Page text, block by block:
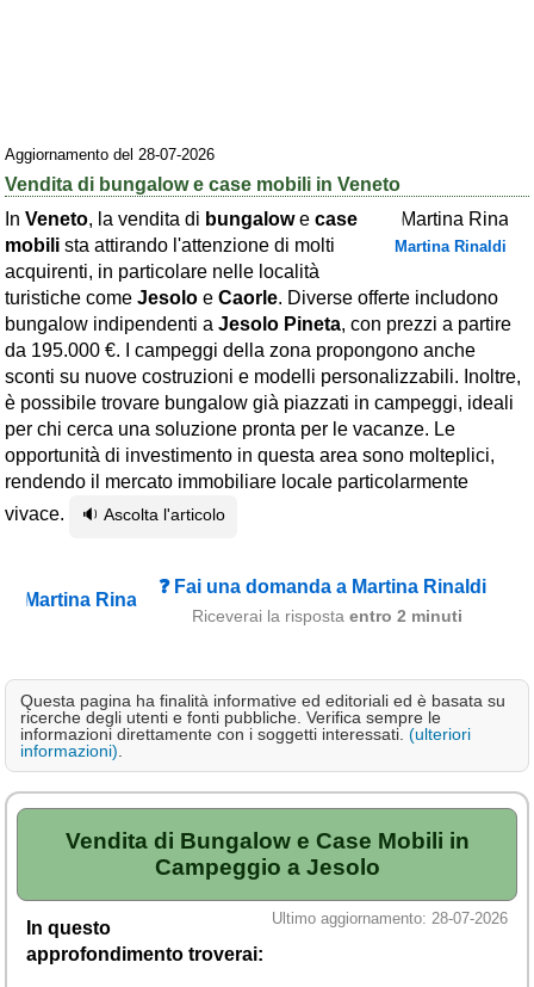
Aggiornamento del 28-07-2026
Vendita di bungalow e case mobili in Veneto
Martina Rinaldi
In Veneto, la vendita di bungalowe case
mobili sta attirando l'attenzione di molti
acquirenti, in particolare nelle località
turistiche come Jesolo e Caorle. Diverse offerte includono
bungalow indipendenti a Jesolo Pineta, con prezzi a partire
da 195.000 €. I campeggi della zona propongono anche
sconti su nuove costruzioni e modelli personalizzabili. Inoltre,
è possibile trovare bungalow già piazzati in campeggi, ideali
per chi cerca una soluzione pronta per le vacanze. Le
opportunità di investimento in questa area sono molteplici,
rendendo il mercato immobiliare locale particolarmente
vivace.
🔉 Ascolta l'articolo
❓ Fai una domanda a Martina Rinaldi
Riceverai la risposta entro 2 minuti
Questa pagina ha finalità informative ed editoriali ed è basata su
ricerche degli utenti e fonti pubbliche. Verifica sempre le
informazioni direttamente con i soggetti interessati. (ulteriori
informazioni)
Vendita di Bungalow e Case Mobili in
Campeggio a Jesolo
Ultimo aggiornamento: 28-07-2026
In questo
approfondimento troverai:
➕ Segnala evento
Area riservata
Chi siamo
Ambienti
≋ Mare
🗻 Montagna
Laghi
Isole
Campagna
Sci
Cerca le offerte per regione
Abruzzo(214)
(364)
Emilia - Romagna(227)
Friuli - Venezia Giulia
(39)